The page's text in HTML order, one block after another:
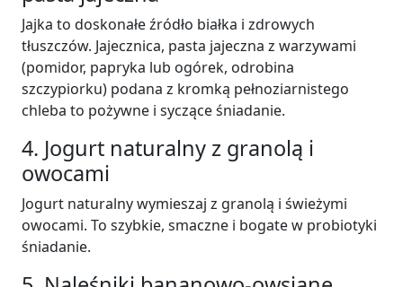
Jajka to doskonałe źródło białka i zdrowych
tłuszczów. Jajecznica, pasta jajeczna z warzywami
(pomidor, papryka lub ogórek, odrobina
szczypiorku) podana z kromką pełnoziarnistego
chleba to pożywne i syczące śniadanie.
4. Jogurt naturalny z granolą i
owocami
Jogurt naturalny wymieszaj z granolą i świeżymi
owocami. To szybkie, smaczne i bogate w probiotyki
śniadanie.